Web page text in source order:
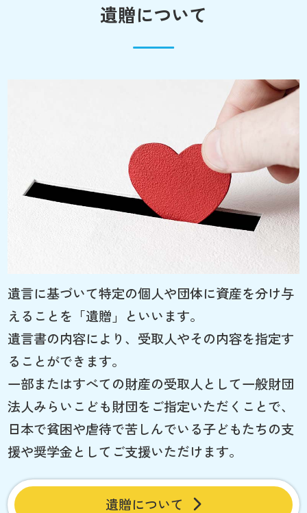
遺贈について
遺言に基づいて特定の個人や団体に資産を分け与
えることを「遺贈」といいます。
遺言書の内容により、受取人やその内容を指定す
ることができます。
一部またはすべての財産の受取人として一般財団
法人みらいこども財団をご指定いただくことで、
日本で貧困や虐待で苦しんでいる子どもたちの支
援や奨学金としてご支援いただけます。
遺贈について